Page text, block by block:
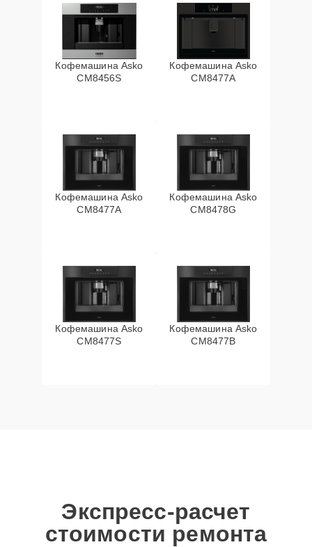
Кофемашина Asko
CM8456S
Кофемашина Asko
CM8477A
Кофемашина Asko
СМ8477А
Кофемашина Asko
CM8478G
Кофемашина Asko
CM8477S
Кофемашина Asko
CM8477B
Экспресс-расчет
стоимости ремонта